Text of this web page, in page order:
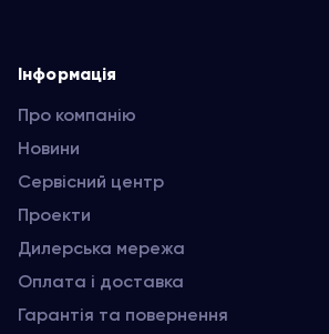
Інформація
Про компанію
Новини
Сервісний центр
Проекти
Дилерська мережа
Оплата і доставка
Гарантія та повернення